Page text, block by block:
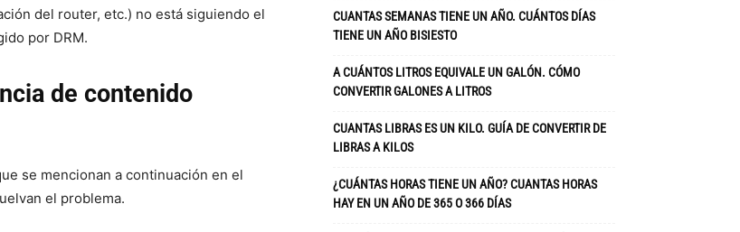
del router, etc.) no está siguiendo el
por DRM.
de contenido
se mencionan a continuación en el
el problema.
CUANTAS SEMANAS TIENE UN AÑO. CUÁNTOS DÍAS
TIENE UN AÑO BISIESTO
A CUÁNTOS LITROS EQUIVALE UN GALÓN. CÓMO
CONVERTIR GALONES A LITROS
CUANTAS LIBRAS ES UN KILO. GUÍA DE CONVERTIR DE
LIBRAS A KILOS
¿CUÁNTAS HORAS TIENE UN AÑO? CUANTAS HORAS
HAY EN UN AÑO DE 365 O 366 DÍAS